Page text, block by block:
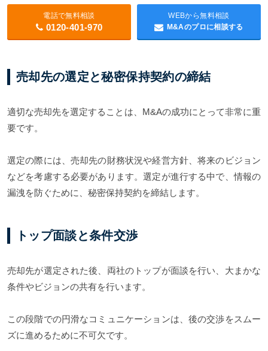
電話で無料相談
0120-401-970
WEBから無料相談
M&Aのプロに相談する
売却先の選定と秘密保持契約の締結
適切な売却先を選定することは、M&Aの成功にとって非常に重
要です。
選定の際には、売却先の財務状況や経営方針、将来のビジョン
などを考慮する必要があります。選定が進行する中で、情報の
漏洩を防ぐために、秘密保持契約を締結します。
トップ面談と条件交渉
売却先が選定された後、両社のトップが面談を行い、大まかな
条件やビジョンの共有を行います。
この段階での円滑なコミュニケーションは、後の交渉をスムー
ズに進めるために不可欠です。